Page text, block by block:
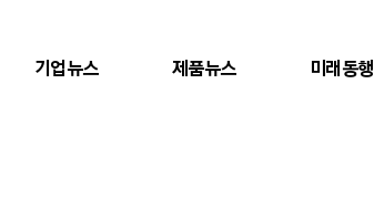
기업뉴스 제품뉴스 미래동행